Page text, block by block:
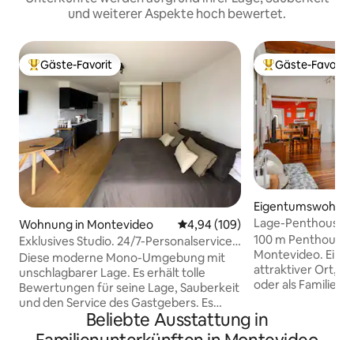
und weiterer Aspekte hoch bewertet.
Beliebter Gäste-Favorit.
Gäste-Favorit
Wohnung in Montevideo Durchschnittliche Bewertung:
4,94 (109)
Exklusives Studio. 24/7-Personalservice
an der Rezeption.
Diese moderne Mono-Umgebung mit
unschlagbarer Lage. Es erhält tolle
Bewertungen für seine Lage, Sauberkeit
und den Service des Gastgebers. Es
verfügt über einen digitalen Eingang mit
schnellem und sicherem Zugang und
Beliebter Gäste-
Gäste-Favorit
tevideo
Lage-Penthouse
100 m
Montevideo. Ein
attraktiver Ort,
oder als Familie
und "zu Fuß
Beliebte Ausstattung in